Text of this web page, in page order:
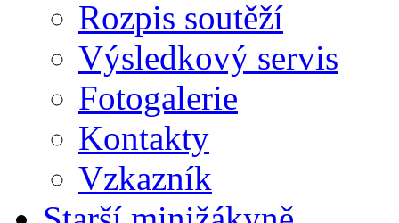
Rozpis soutěží
Výsledkový servis
Fotogalerie
Kontakty
Vzkazník